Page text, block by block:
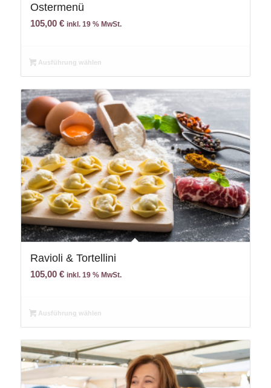
Ostermenü
105,00 € inkl. 19 % MwSt.
Ausführung wählen
Ravioli & Tortellini
105,00 € inkl. 19 % MwSt.
Ausführung wählen